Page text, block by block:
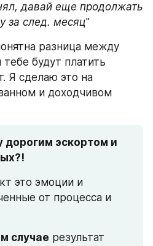
давай еще продолжать
за след. месяц"
разница между
будут платить
Я сделаю это на
и доходчивом
эскортом и
это эмоции и
от процесса и
случае результат